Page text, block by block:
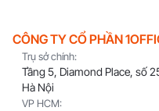
CÔNG TY CỔ PHẦN
Trụ sở chính:
Tầng 5, Diamond Place, số
Hà Nội
VP HCM: